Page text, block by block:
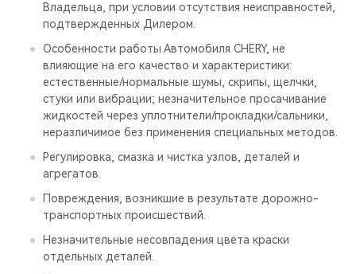
Владельца, при условии отсутствия неисправностей,
подтвержденных Дилером.
Особенности работы Автомобиля CHERY, не
влияющие на его качество и характеристики:
естественные/нормальные шумы, скрипы, щелчки,
стуки или вибрации; незначительное просачивание
жидкостей через уплотнители/прокладки/сальники,
неразличимое без применения специальных методов.
Регулировка, смазка и чистка узлов, деталей и
агрегатов.
Повреждения, возникшие в результате дорожно-
транспортных происшествий.
Незначительные несовпадения цвета краски
отдельных деталей.